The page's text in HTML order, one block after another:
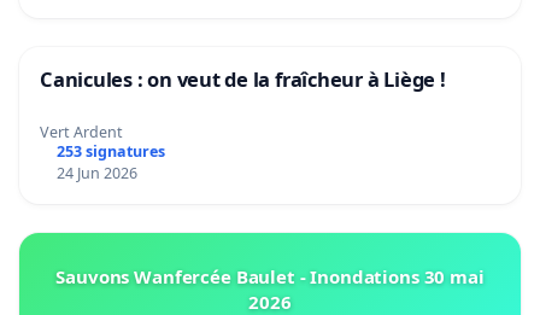
Canicules : on veut de la fraîcheur à Liège !
Vert Ardent
253 signatures
24 Jun 2026
Sauvons Wanfercée Baulet - Inondations 30 mai
2026